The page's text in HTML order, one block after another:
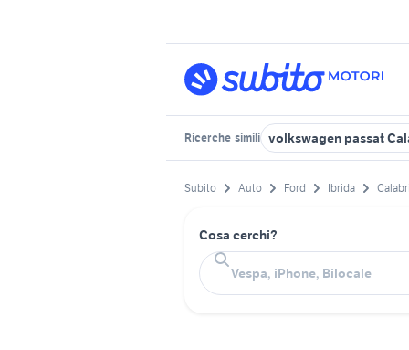
Ricerche simili volkswagen passat
Subito Auto Ford Ibrida
Cosa cerchi?